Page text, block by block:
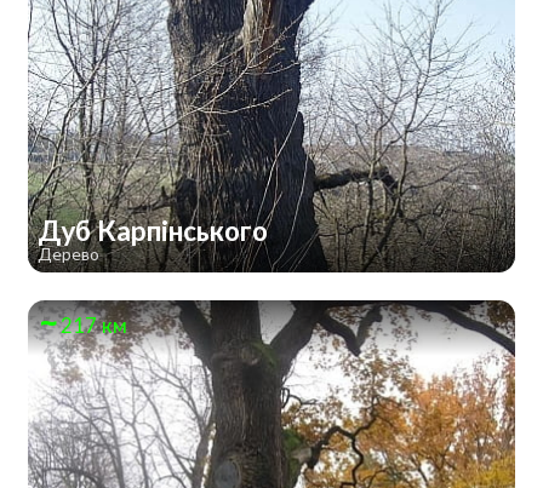
Дуб Карпінського
Дерево
217 км